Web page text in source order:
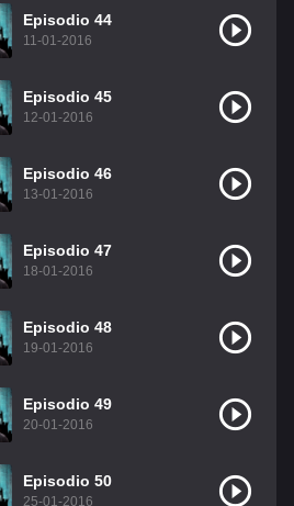
Episodio 44
11-01-2016
Episodio 45
12-01-2016
Episodio 46
13-01-2016
Episodio 47
18-01-2016
Episodio 48
19-01-2016
Episodio 49
20-01-2016
Episodio 50
25-01-2016